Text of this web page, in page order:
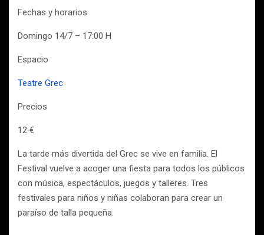
Fechas y horarios
Domingo 14/7 – 17:00 H
Espacio
Teatre Grec
Precios
12 €
La tarde más divertida del Grec se vive en familia. El
Festival vuelve a acoger una fiesta para todos los públicos
con música, espectáculos, juegos y talleres. Tres
festivales para niños y niñas colaboran para crear un
paraíso de talla pequeña.